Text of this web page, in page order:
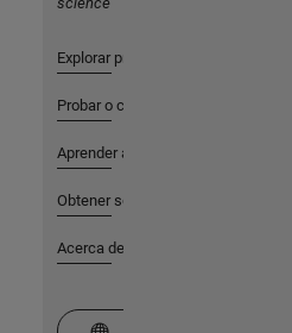
Explorar productos
Probar o comprar
Aprender a utilizar
Obtener soporte
Acerca de MathWorks